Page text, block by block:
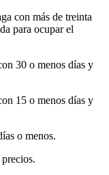
con más de treinta
para ocupar el
30 o menos días y
15 o menos días y
o menos.